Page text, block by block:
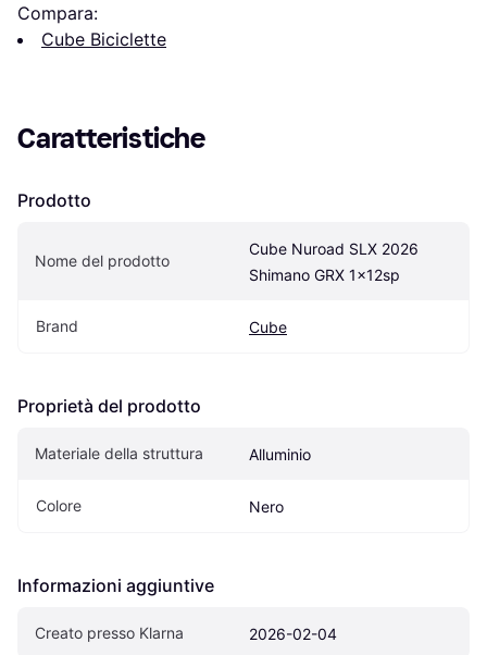
Compara:
Cube Biciclette
Caratteristiche
Prodotto
Nome del prodotto
Cube Nuroad SLX 2026
Shimano GRX 1x12sp
Brand Cube
Proprietà del prodotto
Materiale della struttura Alluminio
Colore Nero
Informazioni aggiuntive
Creato presso Klarna 2026-02-04